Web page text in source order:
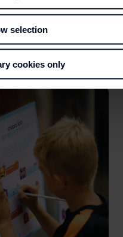
selection
cookies only